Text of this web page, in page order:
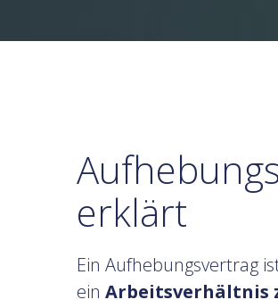
erklärt
Ein Aufhebungsvertrag
ein Arbeitsverhältnis